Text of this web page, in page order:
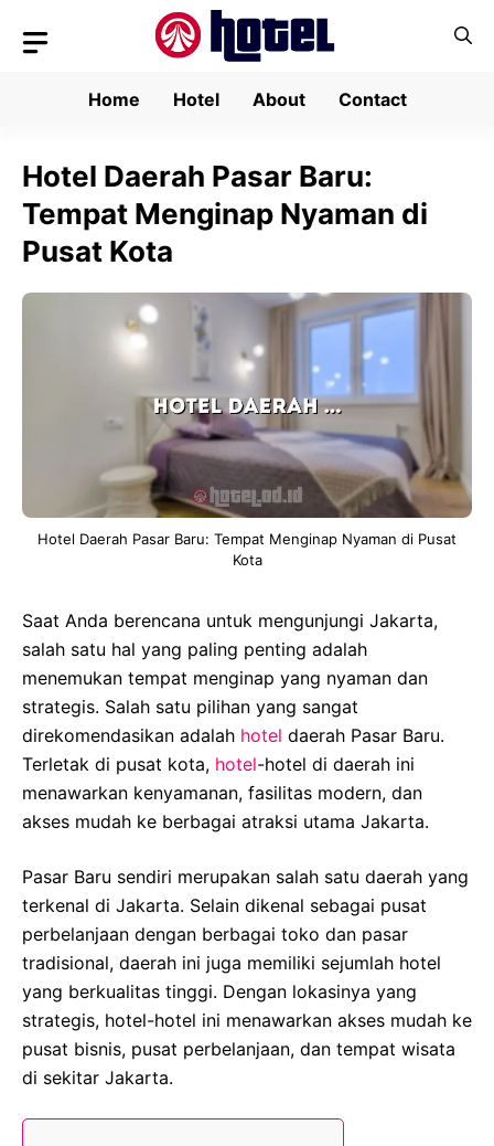
Home
Hotel About Contact
Hotel Daerah Pasar Baru:
Tempat Menginap Nyaman di
Pusat Kota
Hotel Daerah Pasar Baru: Tempat Menginap Nyaman di Pusat
Kota
Saat Anda berencana untuk mengunjungi Jakarta,
salah satu hal yang paling penting adalah
menemukan tempat menginap yang nyaman dan
strategis. Salah satu pilihan yang sangat
direkomendasikan adalah hotel daerah Pasar Baru.
Terletak di pusat kota, hotel-hotel di daerah ini
menawarkan kenyamanan, fasilitas modern, dan
akses mudah ke berbagai atraksi utama Jakarta.
Pasar Baru sendiri merupakan salah satu daerah yang
terkenal di Jakarta. Selain dikenal sebagai pusat
perbelanjaan dengan berbagai toko dan pasar
tradisional, daerah ini juga memiliki sejumlah hotel
yang berkualitas tinggi. Dengan lokasinya yang
strategis, hotel-hotel ini menawarkan akses mudah ke
pusat bisnis, pusat perbelanjaan, dan tempat wisata
di sekitar Jakarta.